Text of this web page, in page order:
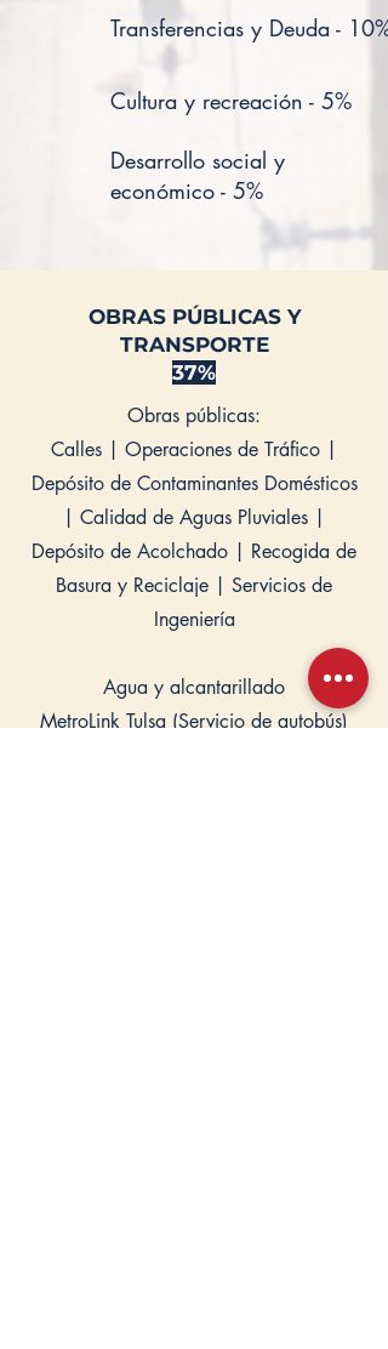
Transferencias y Deuda - 10%
Cultura y recreación - 5%
Desarrollo social y
económico - 5%
OBRAS PÚBLICAS Y
TRANSPORTE
37%
Obras públicas:
Calles | Operaciones de Tráfico |
Depósito de Contaminantes Domésticos
| Calidad de Aguas Pluviales |
Depósito de Acolchado | Recogida de
Basura y Reciclaje | Servicios de
Ingeniería
Agua y alcantarillado
MetroLink Tulsa (Servicio de autobús)